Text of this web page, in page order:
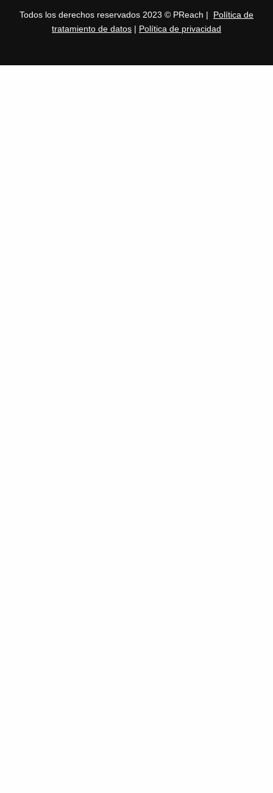
Todos los derechos reservados 2023 © PReach | Política de
tratamiento de datos | Política de privacidad